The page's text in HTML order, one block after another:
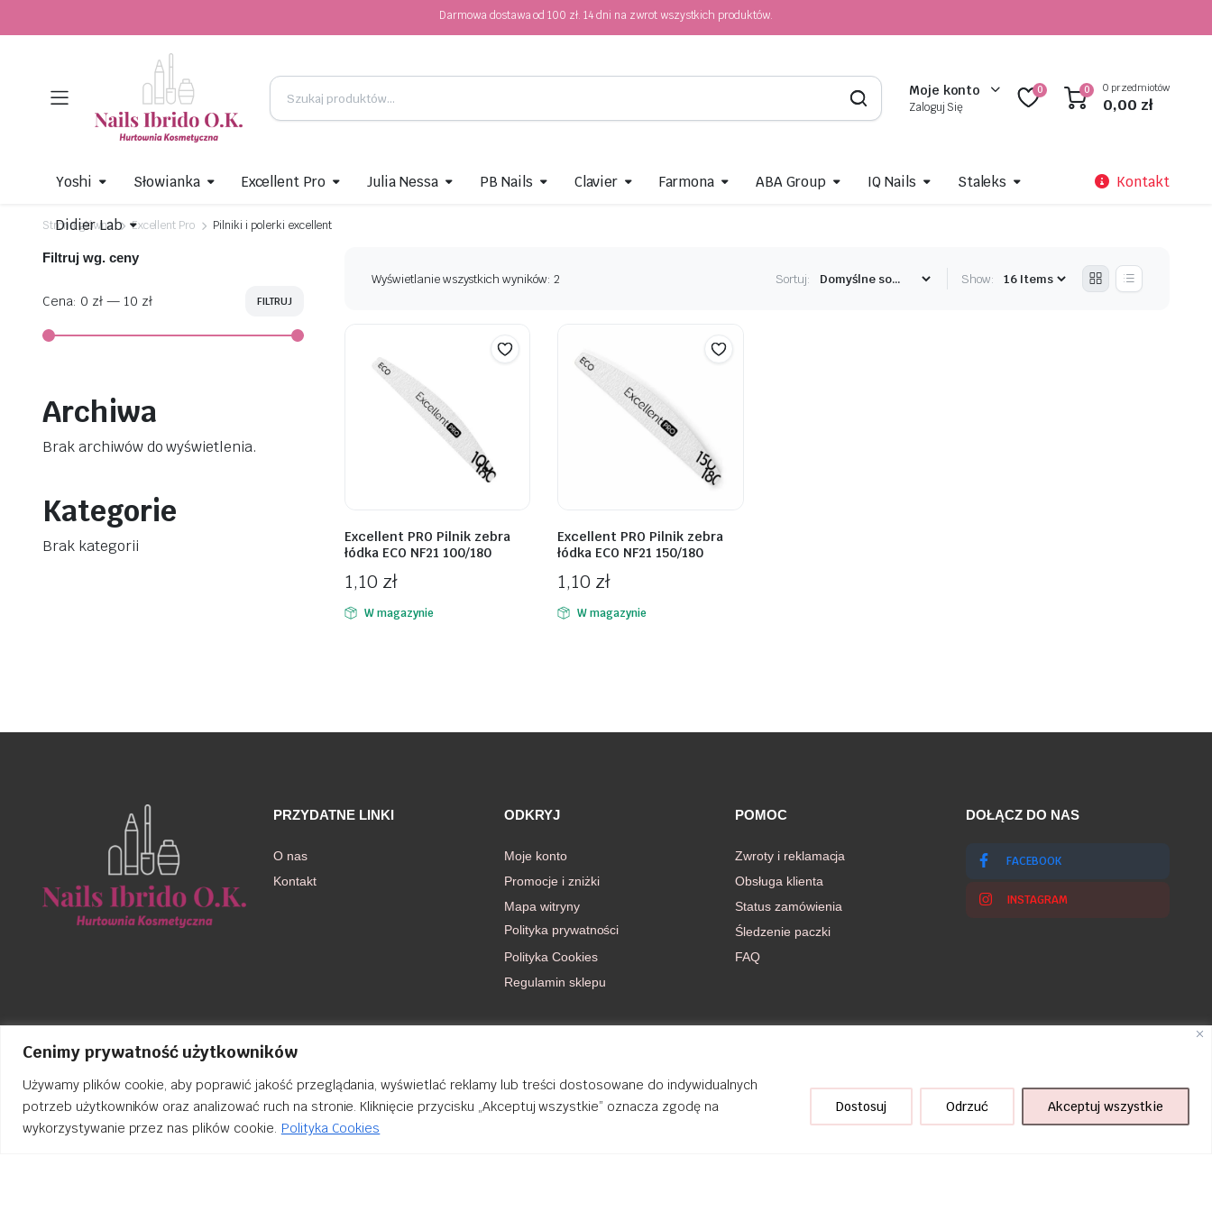
Cenimy prywatność użytkowników
Używamy plików cookie, aby poprawić jakość przeglądania, wyświetlać reklamy lub treści dostosowane do indywidualnych
potrzeb użytkowników oraz analizować ruch na stronie. Kliknięcie przycisku „Akceptuj wszystkie” oznacza zgodę na
wykorzystywanie przez nas plików cookie. Polityka Cookies
Dostosuj Odrzuć Akceptuj wszystkie
Darmowa dostawa od 100 zł. 14 dni na zwrot wszystkich produktów.
Moje konto
Zaloguj Się
0 0 0 przedmiotów
0,00 zł
Yoshi Słowianka Excellent Pro Julia Nessa PB Nails Clavier Farmona ABA Group IQ Nails Staleks
Didier Lab
Kontakt
Strona główna Excellent Pro Pilniki i polerki excellent
Wyświetlanie wszystkich wyników: 2 Sortuj: Show:
Excellent PRO Pilnik zebra
łódka ECO NF21 100/180
1,10 zł
W magazynie
Excellent PRO Pilnik zebra
łódka ECO NF21 150/180
1,10 zł
W magazynie
Filtruj wg. ceny
FILTRUJ
Cena: 0 zł— 10 zł
Archiwa
Brak archiwów do wyświetlenia.
Kategorie
Brak kategorii
PRZYDATNE LINKI
O nas
Kontakt
ODKRYJ
Moje konto
Promocje i zniżki
Mapa witryny
Polityka prywatności
Polityka Cookies
Regulamin sklepu
POMOC
Zwroty i reklamacja
Obsługa klienta
Status zamówienia
Śledzenie paczki
FAQ
DOŁĄCZ DO NAS
FACEBOOK
INSTAGRAM